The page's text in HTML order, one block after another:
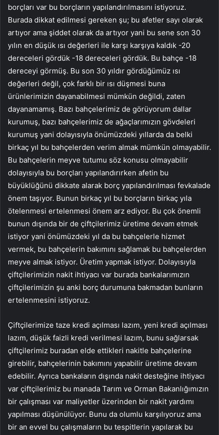
borçları var bu borçların yapılandırılmasını istiyoruz.
Burada dikkat edilmesi gereken şu; bu afetler sayı olarak
artıyor ama şiddet olarak da artıyor yani bu sene son 30
yılın en düşük ısı değerleri ile karşı karşıya kaldık -20
dereceleri gördük -18 dereceleri gördük. Bu bahçe -18
dereceyi görmüş. Bu son 30 yıldır gördüğümüz ısı
değerleri değil, çok farklı bir ısı düşmesi buna
ürünlerimizin dayanabilmesi mümkün değildi, zaten
dayanamamış. Bazı bahçelerimiz de görüyorum dallar
kurumuş, bazı bahçelerimiz de ağaçlarımızın gövdeleri
kurumuş yani dolayısıyla önümüzdeki yıllarda da belki
birkaç yıl bu bahçelerden verim almak mümkün olmayabilir.
Bu bahçelerin meyve tutumu söz konusu olmayabilir
dolayısıyla bu borçları yapılandırırken afetin bu
büyüklüğünü dikkate alarak borç yapılandırılması fevkalade
önem taşıyor. Bunun birkaç yıl bu borçların birkaç yıla
ötelenmesi ertelenmesi önem arz ediyor. Bu çok önemli
bunun dışında bir de çiftçilerimiz üretime devam etmek
istiyor yani önümüzdeki yıl da bu bahçelerle hizmet
vermek, bu bahçelerin bakımını sağlamak bu bahçelerden
meyve almak istiyor. Üretim yapmak istiyor. Dolayısıyla
çiftçilerimizin nakit ihtiyacı var burada bankalarımızın
çiftçilerimizin şu anki borç durumuna bakmadan bunların
ertelenmesini istiyoruz.
Çiftçilerimize taze kredi açılması lazım, yeni kredi açılması
lazım, düşük faizli kredi verilmesi lazım, bunu sağlarsak
çiftçilerimiz buradan elde ettikleri nakitle bahçelerine
girebilir, bahçelerinin bakımını yapabilir üretime devam
edebilir. Ayrıca bankaların dışında nakit desteğine ihtiyacı
var çiftçilerimiz bu manada Tarım ve Orman Bakanlığımızın
bir çalışması var maliyetler üzerinden bir nakit yardımı
yapılması düşünülüyor. Bunu da olumlu karşılıyoruz ama
bir an evvel bu çalışmaların bu tespitlerin yapılarak bu